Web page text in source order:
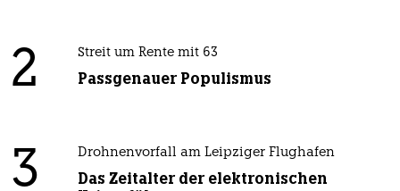
2 Streit um Rente mit 63
Passgenauer Populismus
3 Drohnenvorfall am Leipziger Flughafen
Das Zeitalter der elektronischen